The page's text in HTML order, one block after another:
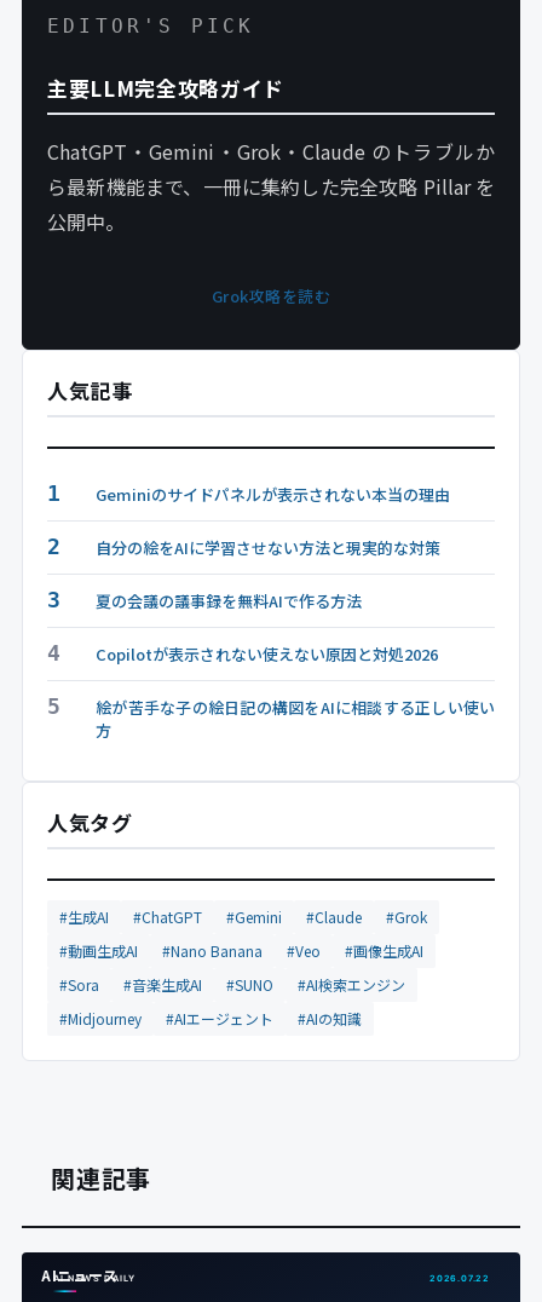
EDITOR'S PICK
主要LLM完全攻略ガイド
ChatGPT・Gemini・Grok・Claude のトラブルか
ら最新機能まで、一冊に集約した完全攻略 Pillar を
公開中。
Grok攻略を読む
人気記事
1 Geminiのサイドパネルが表示されない本当の理由
2 自分の絵をAIに学習させない方法と現実的な対策
3 夏の会議の議事録を無料AIで作る方法
4 Copilotが表示されない使えない原因と対処2026
5
絵が苦手な子の絵日記の構図をAIに相談する正しい使い
方
人気タグ
#生成AI #ChatGPT #Gemini #Claude
#Grok
#動画生成AI
#Nano Banana #Veo
#画像生成AI
#Sora
#音楽生成AI #SUNO
#AI検索エンジン
#Midjourney
#AIエージェント #AIの知識
関連記事
AIニュース